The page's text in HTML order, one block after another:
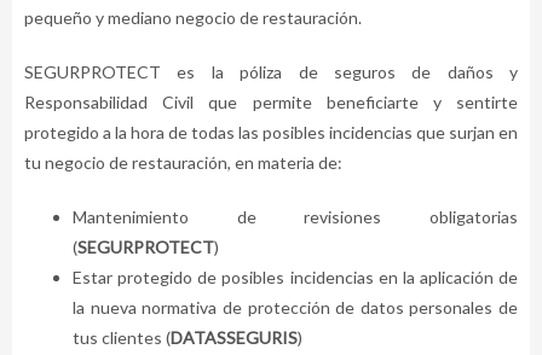
pequeño y mediano negocio de restauración.
SEGURPROTECT es la póliza de seguros de daños y
Responsabilidad Civil que permite beneficiarte y sentirte
protegido a la hora de todas las posibles incidencias que surjan en
tu negocio de restauración, en materia de:
Mantenimiento de revisiones obligatorias
(SEGURPROTECT)
Estar protegido de posibles incidencias en la aplicación de
la nueva normativa de protección de datos personales de
tus clientes (DATASSEGURIS)